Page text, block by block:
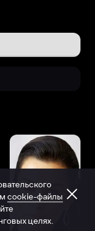
cookie-файлы
целях.